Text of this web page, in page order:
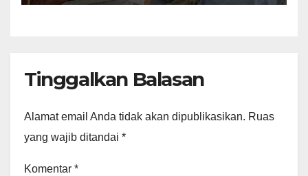
Tinggalkan Balasan
Alamat email Anda tidak akan dipublikasikan. Ruas
yang wajib ditandai *
Komentar *